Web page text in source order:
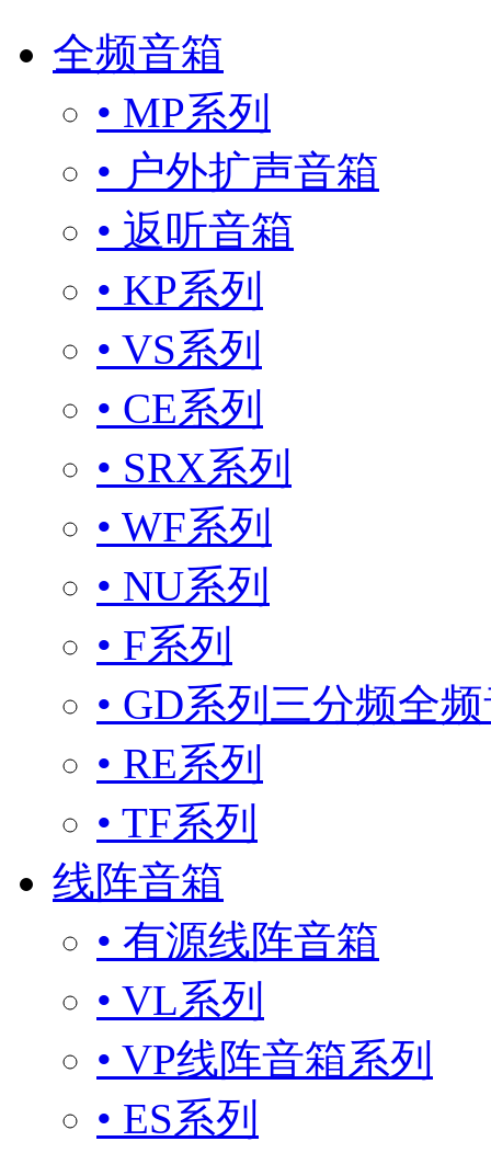
全频音箱
• MP系列
• 户外扩声音箱
• 返听音箱
• KP系列
• VS系列
• CE系列
• SRX系列
• WF系列
• NU系列
• F系列
• GD系列三分频全
• RE系列
• TF系列
线阵音箱
• 有源线阵音箱
• VL系列
• VP线阵音箱系列
• ES系列